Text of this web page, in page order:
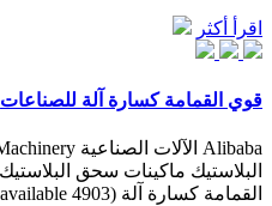
اقرأ أكثر
قوي القمامة كسارة آلة للصناعات
القمامة كسارة آلة (4903 products available) ...